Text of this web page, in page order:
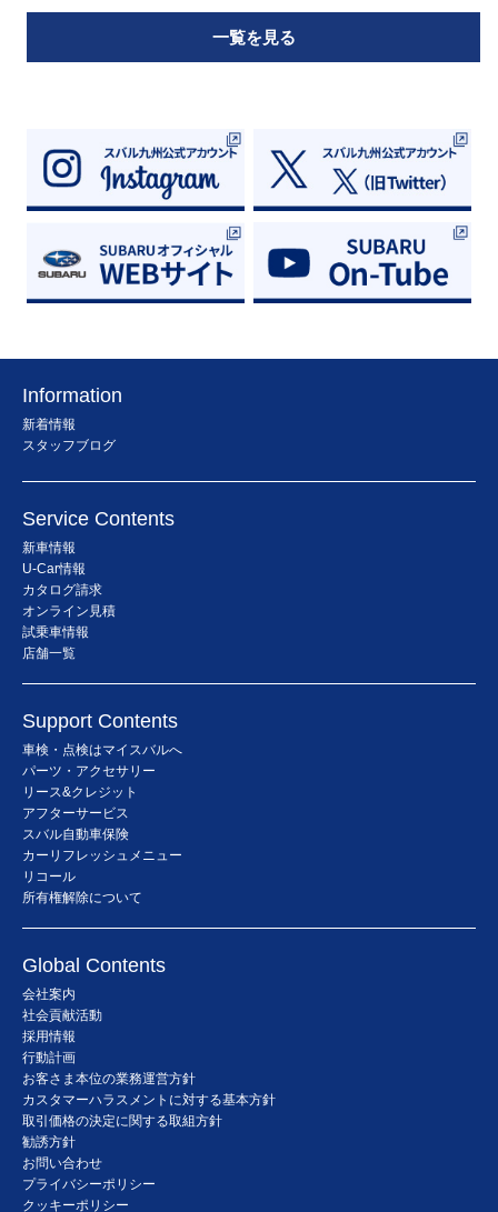
一覧を見る
Information
新着情報
スタッフブログ
Service Contents
新車情報
U-Car情報
カタログ請求
オンライン見積
試乗車情報
店舗一覧
Support Contents
車検・点検はマイスバルへ
パーツ・アクセサリー
リース&クレジット
アフターサービス
スバル自動車保険
カーリフレッシュメニュー
リコール
所有権解除について
Global Contents
会社案内
社会貢献活動
採用情報
行動計画
お客さま本位の業務運営方針
カスタマーハラスメントに対する基本方針
取引価格の決定に関する取組方針
勧誘方針
お問い合わせ
プライバシーポリシー
クッキーポリシー